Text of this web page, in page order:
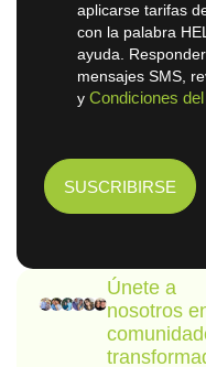
Únete a
nosotros
aplicarse tarifas
con la palabra
ayuda.
mensajes SMS,
y Condiciones